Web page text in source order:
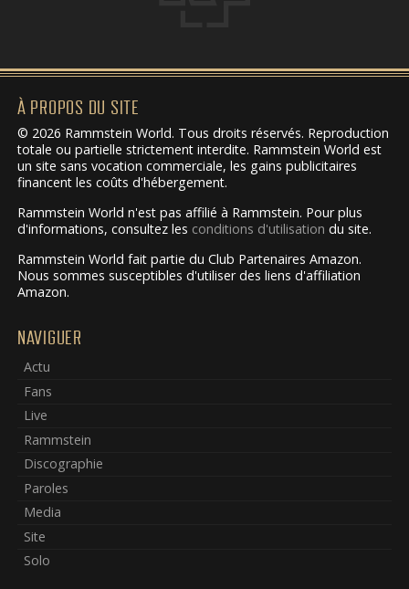
À PROPOS DU SITE
© 2026 Rammstein World. Tous droits réservés. Reproduction
totale ou partielle strictement interdite. Rammstein World est
un site sans vocation commerciale, les gains publicitaires
financent les coûts d'hébergement.
Rammstein World n'est pas affilié à Rammstein. Pour plus
d'informations, consultez les conditions d'utilisation du site.
Rammstein World fait partie du Club Partenaires Amazon.
Nous sommes susceptibles d'utiliser des liens d'affiliation
Amazon.
NAVIGUER
Actu
Fans
Live
Rammstein
Discographie
Paroles
Media
Site
Solo